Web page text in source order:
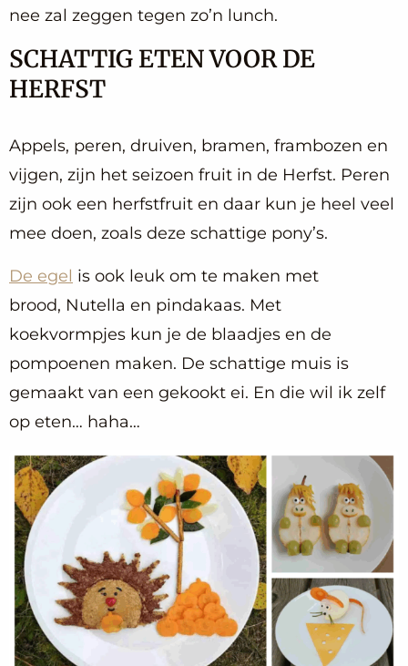
nee zal zeggen tegen zo’n lunch.
SCHATTIG ETEN VOOR DE
HERFST
Appels, peren, druiven, bramen, frambozen en
vijgen, zijn het seizoen fruit in de Herfst. Peren
zijn ook een herfstfruit en daar kun je heel veel
mee doen, zoals deze schattige pony’s.
De egel is ook leuk om te maken met
brood, Nutella en pindakaas. Met
koekvormpjes kun je de blaadjes en de
pompoenen maken. De schattige muis is
gemaakt van een gekookt ei. En die wil ik zelf
op eten… haha…